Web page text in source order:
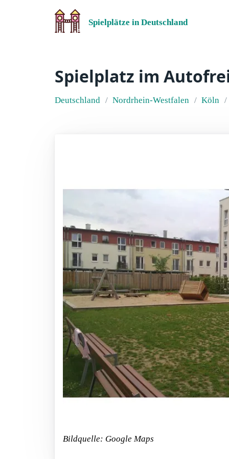
Spielplätze in Deutschland
Spielplatz im
Deutschland Nordrhein-Westfalen Köln
Bildquelle: Google Maps